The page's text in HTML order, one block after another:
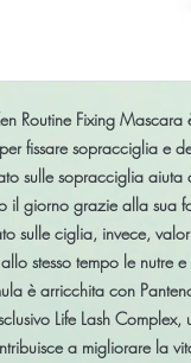
Routine Fixing
fissare sopracciglia e
sulle sopracciglia aiuta
il giorno grazie alla sua
sulle ciglia, invece,
stesso tempo le nutre
è arricchita con
Life Lash Complex,
a migliorare la